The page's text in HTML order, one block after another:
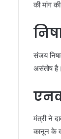
की मांग
संजय
असंतोष
मंत्री ने
कानून के